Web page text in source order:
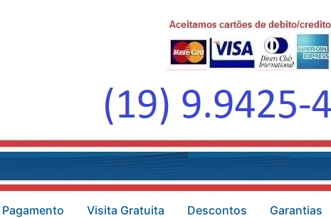
Pagamento Visita Gratuita Descontos Garantias